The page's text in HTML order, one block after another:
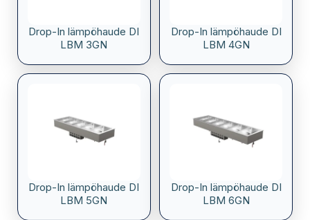
Drop-In lämpöhaude DI
LBM 3GN
Drop-In lämpöhaude DI
LBM 4GN
Drop-In lämpöhaude DI
LBM 5GN
Drop-In lämpöhaude DI
LBM 6GN